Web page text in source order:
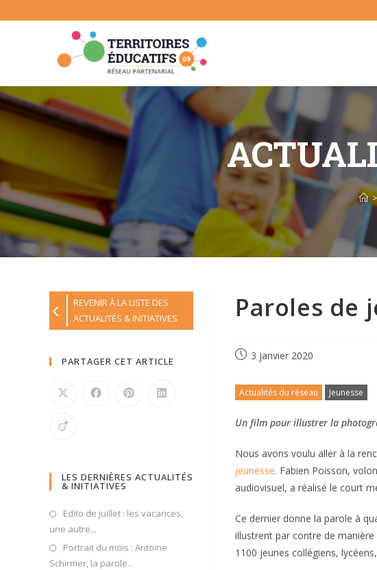
to
>
Paroles de
3 janvier 2020
Actualités du réseau Jeunesse
Un film pour illustrer la
Nous avons voulu aller à la
jeunesse. Fabien Poisson,
audiovisuel, a réalisé le court
Ce dernier donne la parole à
illustrent par contre de manière
1100 jeunes collégiens,
REVENIR À LA LISTE DES
ACTUALITÉS & INITIATIVES
PARTAGER CET ARTICLE
LES DERNIÈRES ACTUALITÉS
& INITIATIVES
Edito de juillet : les vacances,
une autre...
Portrait du mois : Antoine
Schirmer, la parole...